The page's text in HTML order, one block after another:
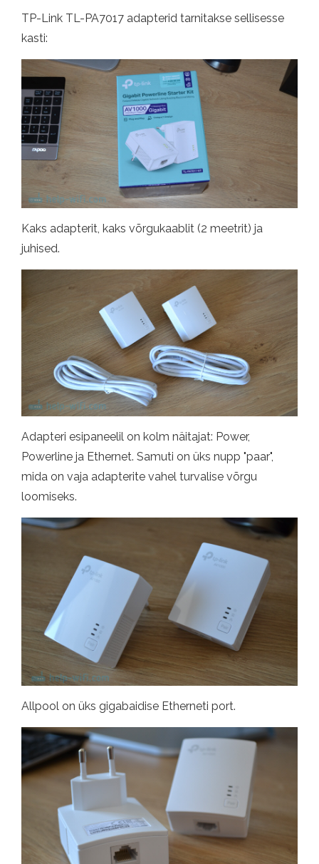
TP-Link TL-PA7017 adapterid tarnitakse sellisesse
kasti:
Kaks adapterit, kaks võrgukaablit (2 meetrit) ja
juhised.
Adapteri esipaneelil on kolm näitajat: Power,
Powerline ja Ethernet. Samuti on üks nupp "paar",
mida on vaja adapterite vahel turvalise võrgu
loomiseks.
Allpool on üks gigabaidise Etherneti port.